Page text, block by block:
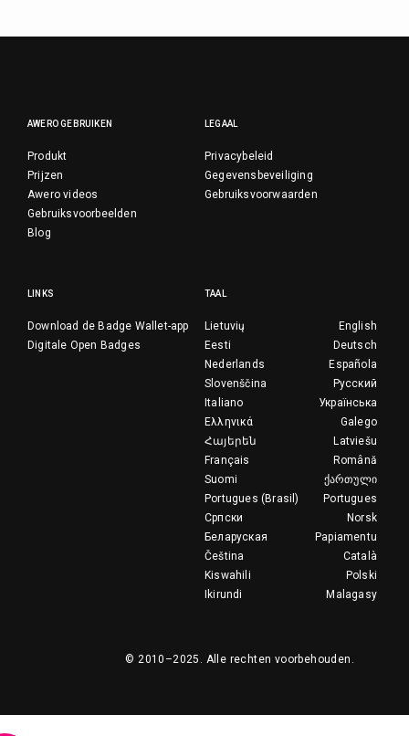
AWERO GEBRUIKEN
Produkt
Prijzen
Awero videos
Gebruiksvoorbeelden
Blog
LEGAAL
Privacybeleid
Gegevensbeveiliging
Gebruiksvoorwaarden
LINKS
Download de Badge Wallet-app
Digitale Open Badges
TAAL
English
Lietuvių
Deutsch
Eesti
Española
Nederlands
Русский
Slovenščina
Українська
Italiano
Galego
Ελληνικά
Latviešu
Հայերեն
Română
Français
ქართული
Suomi
Portugues
Portugues (Brasil)
Norsk
Српски
Papiamentu
Беларуская
Català
Čeština
Polski
Kiswahili
Malagasy
Ikirundi
© 2010–2025. Alle rechten voorbehouden.